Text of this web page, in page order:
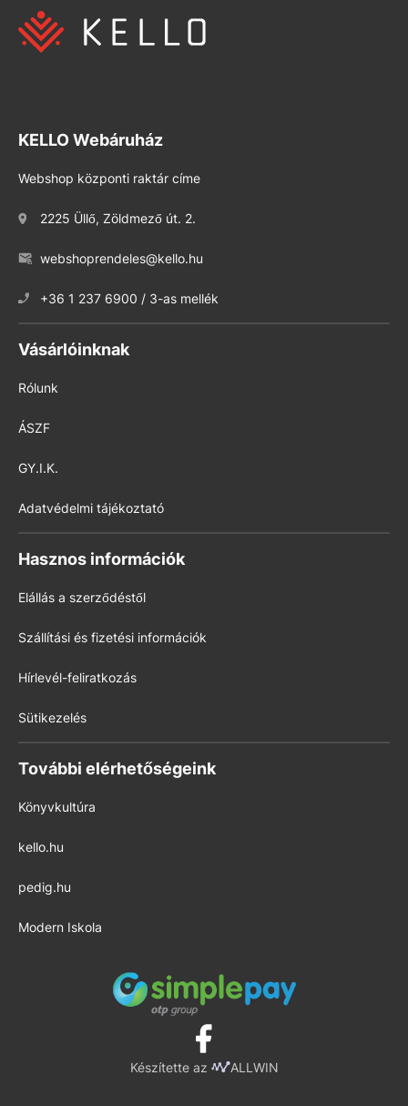
KELLO Webáruház
Webshop központi raktár címe
2225 Üllő, Zöldmező út. 2.
webshoprendeles@kello.hu
+36 1 237 6900 / 3-as mellék
Vásárlóinknak
Rólunk
ÁSZF
GY.I.K.
Adatvédelmi tájékoztató
Hasznos információk
Elállás a szerződéstől
Szállítási és fizetési információk
Hírlevél-feliratkozás
Sütikezelés
További elérhetőségeink
Könyvkultúra
kello.hu
pedig.hu
Modern Iskola
Készítette az ALLWIN